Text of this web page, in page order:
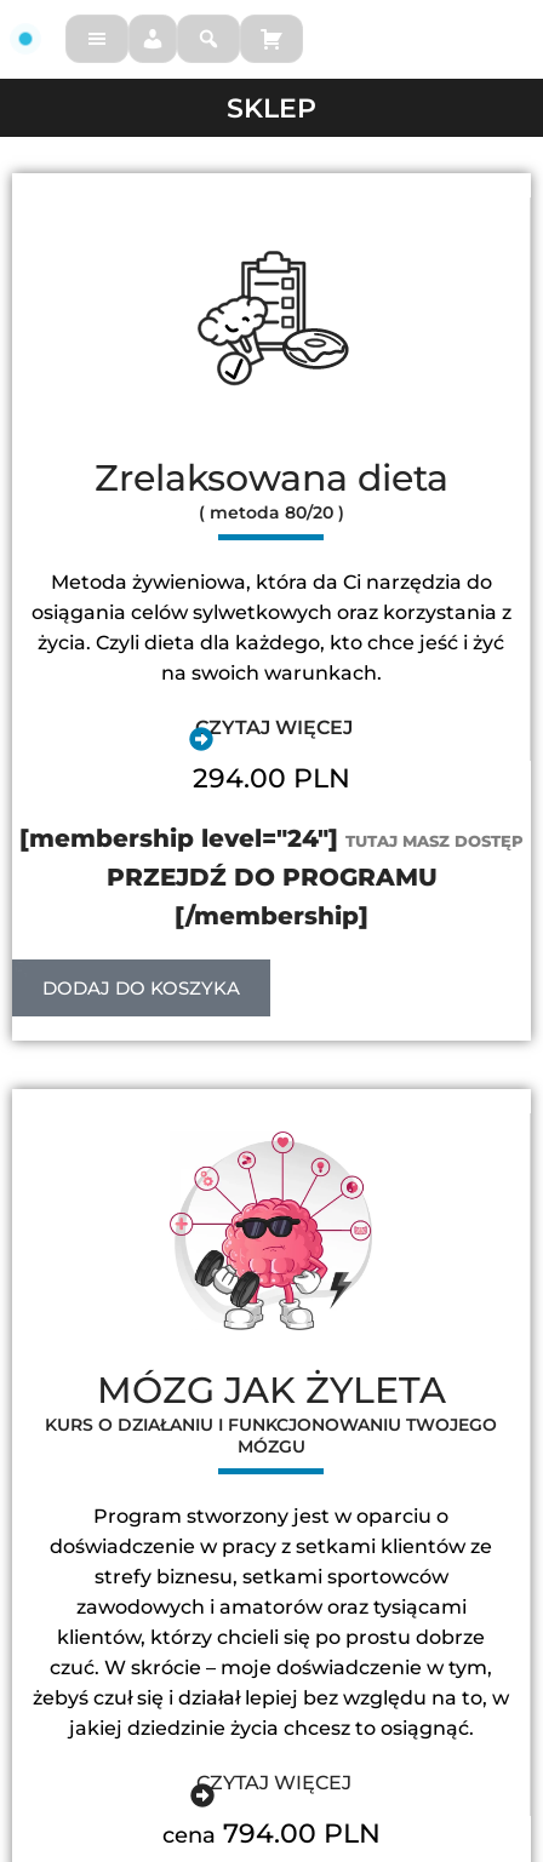
FM
SKLEP
Zrelaksowana dieta
( metoda 80/20 )
Metoda żywieniowa, która da Ci narzędzia do
osiągania celów sylwetkowych oraz korzystania z
życia. Czyli dieta dla każdego, kto chce jeść i żyć
na swoich warunkach.
CZYTAJ WIĘCEJ
294.00 PLN
[membership level="24"] TUTAJ MASZ DOSTĘP
PRZEJDŹ DO PROGRAMU
[/membership]
DODAJ DO KOSZYKA
MÓZG JAK ŻYLETA
KURS O DZIAŁANIU I FUNKCJONOWANIU TWOJEGO
MÓZGU
Program stworzony jest w oparciu o
doświadczenie w pracy z setkami klientów ze
strefy biznesu, setkami sportowców
zawodowych i amatorów oraz tysiącami
klientów, którzy chcieli się po prostu dobrze
czuć. W skrócie – moje doświadczenie w tym,
żebyś czuł się i działał lepiej bez względu na to, w
jakiej dziedzinie życia chcesz to osiągnąć.
CZYTAJ WIĘCEJ
cena 794.00 PLN